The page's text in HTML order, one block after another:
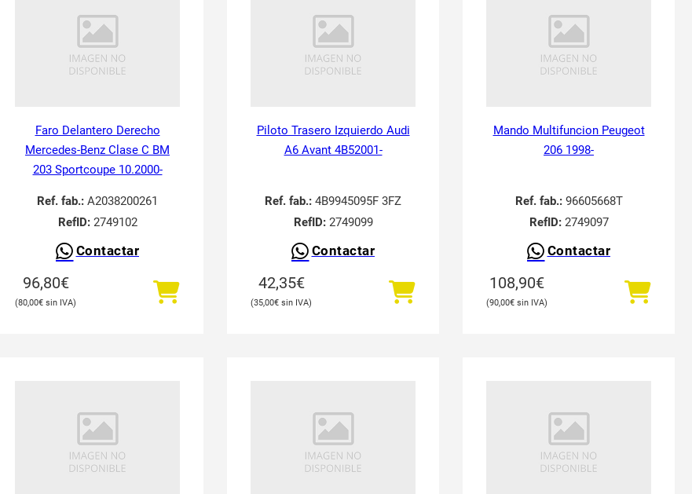
Faro Delantero Derecho
Mercedes-Benz Clase C BM
203 Sportcoupe 10.2000-
Ref. fab.: A2038200261
RefID:2749102
Contactar
96,80€
80,00€
Piloto Trasero Izquierdo Audi
A6 Avant 4B52001-
Ref. fab.: 4B9945095F 3FZ
RefID:2749099
Contactar
42,35€
35,00€
Mando Multifuncion Peugeot
206 1998-
Ref. fab.:96605668T
RefID:2749097
Contactar
108,90€
90,00€